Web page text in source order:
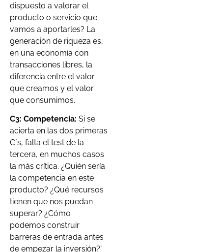
dispuesto a valorar el
producto o servicio que
vamos a aportarles? La
generación de riqueza es,
en una economía con
transacciones libres, la
diferencia entre el valor
que creamos y el valor
que consumimos.
C3: Competencia: Si se
acierta en las dos primeras
C´s, falta el test de la
tercera, en muchos casos
la más crítica. ¿Quién sería
la competencia en este
producto? ¿Qué recursos
tienen que nos puedan
superar? ¿Cómo
podemos construir
barreras de entrada antes
de empezar la inversión?”